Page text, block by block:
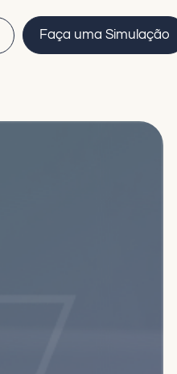
Faça uma Simulação